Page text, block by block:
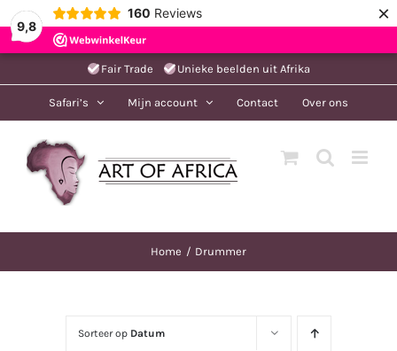
9,8
160 Reviews ×
naar
Fair Trade Unieke beelden uit Afrika
Safari’s Mijn account Contact Over ons
Home Drummer
Sorteer op Datum